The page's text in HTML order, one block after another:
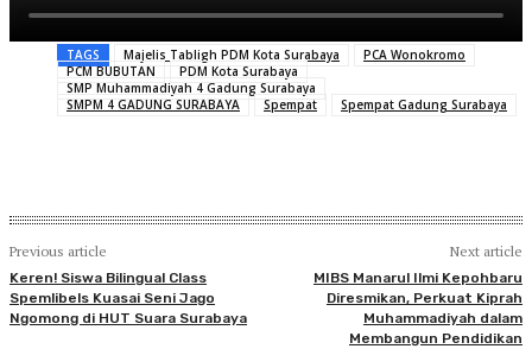
TAGS Majelis Tabligh PDM Kota Surabaya
PCA Wonokromo
PCM BUBUTAN
PDM Kota Surabaya
SMP Muhammadiyah 4 Gadung Surabaya
SMPM 4 GADUNG SURABAYA
Spempat Spempat Gadung Surabaya
Previous article
Keren! Siswa Bilingual Class
Spemlibels Kuasai Seni Jago
Ngomong di HUT Suara Surabaya
Next article
MIBS Manarul Ilmi Kepohbaru
Diresmikan, Perkuat Kiprah
Muhammadiyah dalam
Membangun Pendidikan